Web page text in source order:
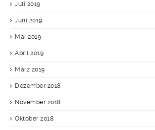
Juli 2019
Juni 2019
Mai 2019
April 2019
März 2019
Dezember 2018
November 2018
Oktober 2018